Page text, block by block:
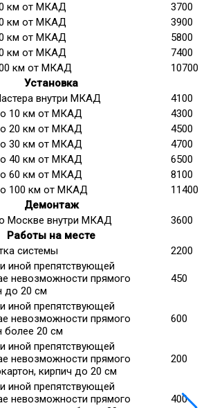
км от МКАД
3700
км от МКАД
3900
км от МКАД
5800
км от МКАД
7400
км от МКАД
10700
Установка
внутри МКАД
4100
10 км от МКАД
4300
20 км от МКАД
4500
30 км от МКАД
4700
40 км от МКАД
6500
60 км от МКАД
8100
100 км от МКАД
11400
Демонтаж
Москве внутри МКАД
3600
Работы на месте
системы
2200
иной препятствующей
невозможности прямого
до 20 см
450
иной препятствующей
невозможности прямого
более 20 см
600
иной препятствующей
невозможности прямого
кирпич до 20 см
200
иной препятствующей
невозможности прямого
400